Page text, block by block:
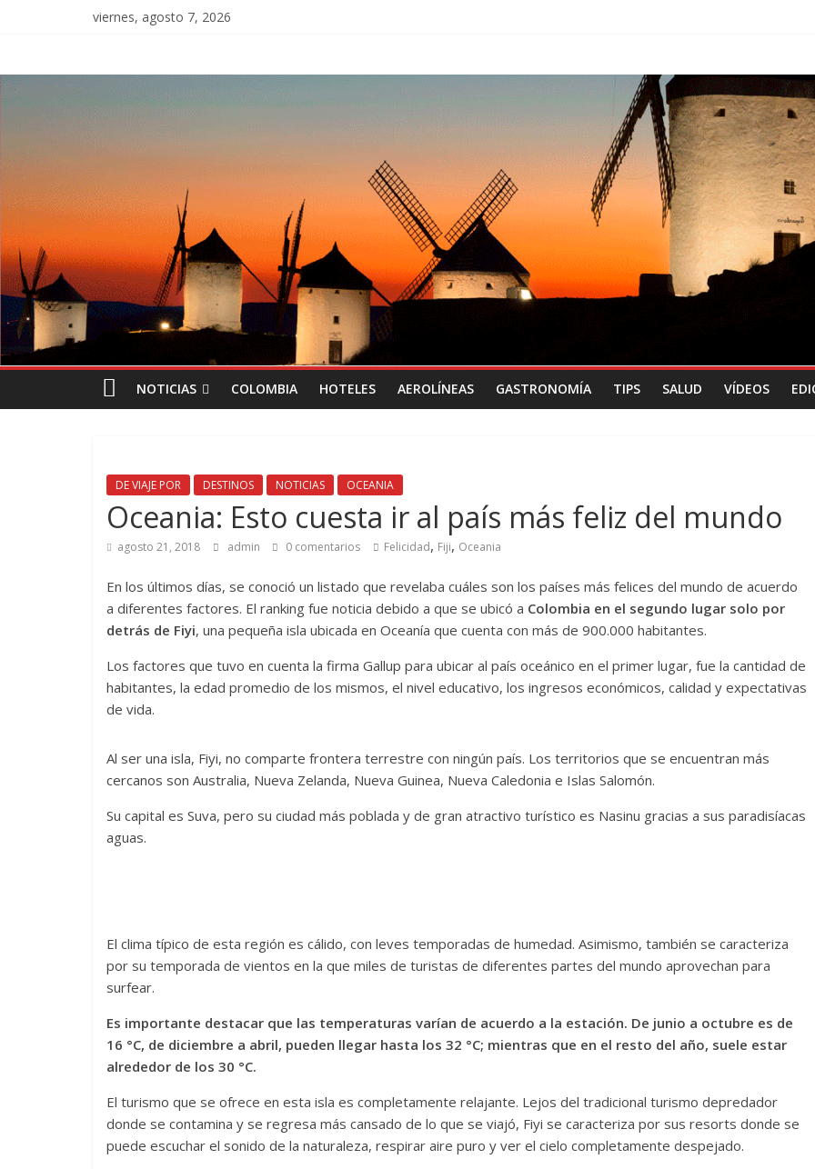
viernes, agosto 7, 2026
NOTICIAS COLOMBIA HOTELES AEROLÍNEAS GASTRONOMÍA TIPS SALUD VÍDEOS
DE VIAJE POR DESTINOS NOTICIAS OCEANIA
Oceania: Esto cuesta ir al país más feliz del mundo
agosto 21, 2018 admin 0 comentarios Felicidad, Fiji, Oceania
En los últimos días, se conoció un listado que revelaba cuáles son los países más felices del mundo de acuerdo
a diferentes factores. El ranking fue noticia debido a que se ubicó a Colombia en el segundo lugar solo por
detrás de Fiyi, una pequeña isla ubicada en Oceanía que cuenta con más de 900.000 habitantes.
Los factores que tuvo en cuenta la firma Gallup para ubicar al país oceánico en el primer lugar, fue la cantidad de
habitantes, la edad promedio de los mismos, el nivel educativo, los ingresos económicos, calidad y expectativas
de vida.
Al ser una isla, Fiyi, no comparte frontera terrestre con ningún país. Los territorios que se encuentran más
cercanos son Australia, Nueva Zelanda, Nueva Guinea, Nueva Caledonia e Islas Salomón.
Su capital es Suva, pero su ciudad más poblada y de gran atractivo turístico es Nasinu gracias a sus paradisíacas
aguas.
El clima típico de esta región es cálido, con leves temporadas de humedad. Asimismo, también se caracteriza
por su temporada de vientos en la que miles de turistas de diferentes partes del mundo aprovechan para
surfear.
Es importante destacar que las temperaturas varían de acuerdo a la estación. De junio a octubre es de
16 °C, de diciembre a abril, pueden llegar hasta los 32 °C; mientras que en el resto del año, suele estar
alrededor de los 30 °C.
El turismo que se ofrece en esta isla es completamente relajante. Lejos del tradicional turismo depredador
donde se contamina y se regresa más cansado de lo que se viajó, Fiyi se caracteriza por sus resorts donde se
puede escuchar el sonido de la naturaleza, respirar aire puro y ver el cielo completamente despejado.